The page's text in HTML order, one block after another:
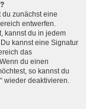
zunächst eine
entwerfen.
kannst du in jedem
kannst eine Signatur
das
du einen
so kannst du
wieder deaktivieren.